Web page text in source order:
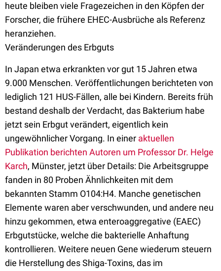
heute bleiben viele Fragezeichen in den Köpfen der
Forscher, die frühere EHEC-Ausbrüche als Referenz
heranziehen.
Veränderungen des Erbguts
In Japan etwa erkrankten vor gut 15 Jahren etwa
9.000 Menschen. Veröffentlichungen berichteten von
lediglich 121 HUS-Fällen, alle bei Kindern. Bereits früh
bestand deshalb der Verdacht, das Bakterium habe
jetzt sein Erbgut verändert, eigentlich kein
ungewöhnlicher Vorgang. In einer aktuellen
Publikation berichten Autoren um Professor Dr. Helge
Karch, Münster, jetzt über Details: Die Arbeitsgruppe
fanden in 80 Proben Ähnlichkeiten mit dem
bekannten Stamm O104:H4. Manche genetischen
Elemente waren aber verschwunden, und andere neu
hinzu gekommen, etwa enteroaggregative (EAEC)
Erbgutstücke, welche die bakterielle Anhaftung
kontrollieren. Weitere neuen Gene wiederum steuern
die Herstellung des Shiga-Toxins, das im